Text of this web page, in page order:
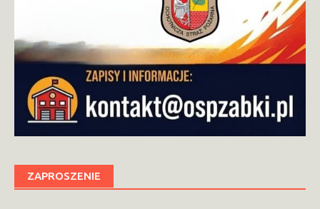
ZAPROSZENIE